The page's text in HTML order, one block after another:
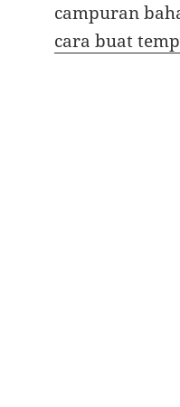
campuran
cara buat